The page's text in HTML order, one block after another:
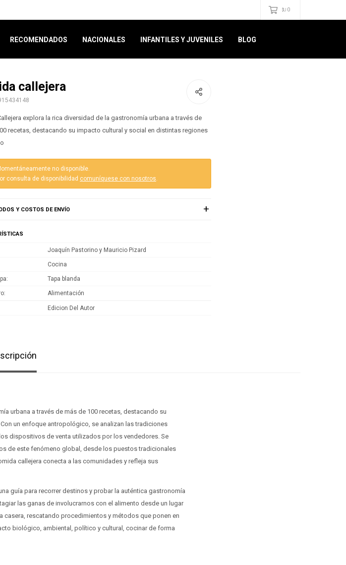
RECOMENDADOS NACIONALES INFANTILES Y JUVENILES BLOG
$U 0
callejera
explora la rica diversidad de la gastronomía urbana a través de
recetas, destacando su impacto cultural y social en distintas regiones
no disponible.
consulta de disponibilidad comuníquese con nosotros.
Y COSTOS DE ENVÍO
Joaquín Pastorino y Mauricio Pizard
Cocina
Tapa blanda
Alimentación
Edicion Del Autor
urbana a través de más de 100 recetas, destacando su
un enfoque antropológico, se analizan las tradiciones
dispositivos de venta utilizados por los vendedores. Se
de este fenómeno global, desde los puestos tradicionales
callejera conecta a las comunidades y refleja sus
guía para recorrer destinos y probar la auténtica gastronomía
las ganas de involucrarnos con el alimento desde un lugar
rescatando procedimientos y métodos que ponen en
biológico, ambiental, político y cultural, cocinar de forma